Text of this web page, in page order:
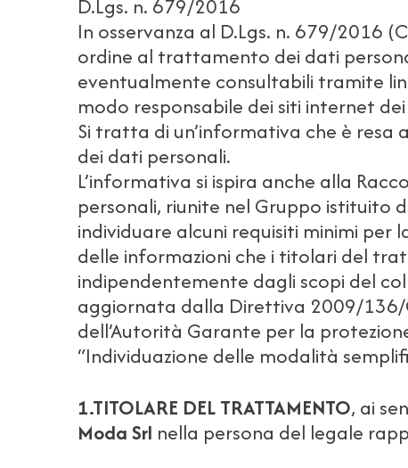
D.Lgs. n. 679/2016
In osservanza al D.Lgs. n. 679/2016
ordine al trattamento dei dati
eventualmente consultabili tramite
modo responsabile dei siti internet
Si tratta di un’informativa che è resa
dei dati personali.
L’informativa si ispira anche alla
personali, riunite nel Gruppo istituito
individuare alcuni requisiti minimi
delle informazioni che i titolari del
indipendentemente dagli scopi del
aggiornata dalla Direttiva 2009/136/
dell’Autorità Garante per la
“Individuazione delle modalità
1.TITOLARE DEL TRATTAMENTO, ai
Moda Srl nella persona del legale